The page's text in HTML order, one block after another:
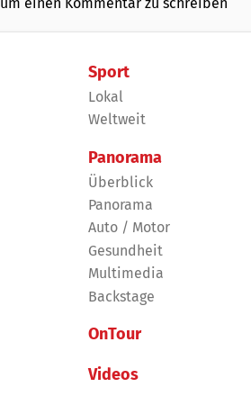
um einen Kommentar zu schreiben
Sport
Lokal
Weltweit
Panorama
Überblick
Panorama
Auto / Motor
Gesundheit
Multimedia
Backstage
OnTour
Videos